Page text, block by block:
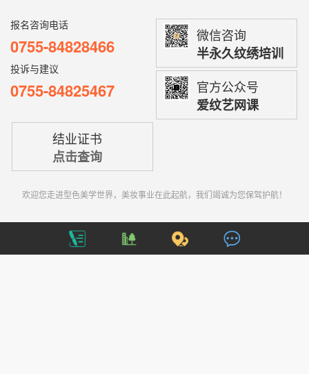
报名咨询电话
0755-84828466
投诉与建议
0755-84825467
微信咨询
半永久纹绣培训
官方公众号
爱纹艺网课
结业证书
点击查询
欢迎您走进型色美学世界，美妆事业在此起航，我们竭诚为您保驾护航！
雾眉综合专修课程 半永久网络班 半永久纹绣仪器
纵贯线计划